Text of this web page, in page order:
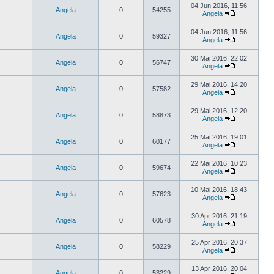
Angela 0 54255
04 Jun 2016, 11:56
Angela
Angela 0 59327
04 Jun 2016, 11:56
Angela
Angela 0 56747
30 Mai 2016, 22:02
Angela
Angela 0 57582
29 Mai 2016, 14:20
Angela
Angela 0 58873
29 Mai 2016, 12:20
Angela
Angela 0 60177
25 Mai 2016, 19:01
Angela
Angela 0 59674
22 Mai 2016, 10:23
Angela
Angela 0 57623
10 Mai 2016, 18:43
Angela
Angela 0 60578
30 Apr 2016, 21:19
Angela
Angela 0 58229
25 Apr 2016, 20:37
Angela
13 Apr 2016, 20:04